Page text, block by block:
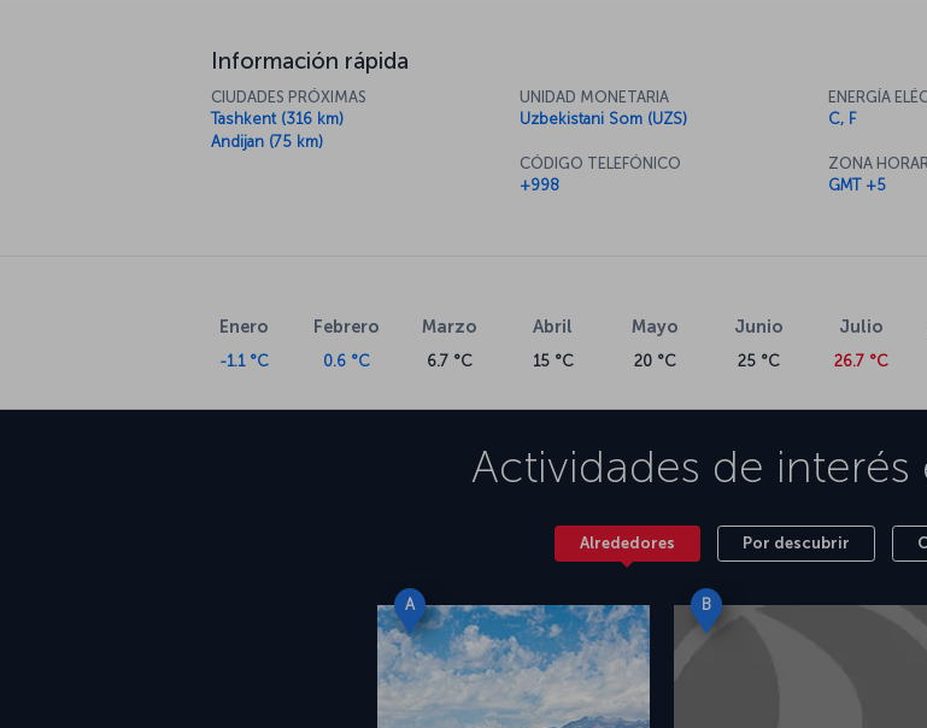
Información rápida
CIUDADES PRÓXIMAS
Tashkent (316 km)
Andijan (75 km)
UNIDAD MONETARIA
Uzbekistani Som (UZS)
CÓDIGO TELEFÓNICO
+998
ENERGÍA
C, F
ZONA
GMT +5
Enero
-1.1 °C
Febrero
0.6 °C
Marzo
6.7 °C
Abril
15 °C
Mayo
20 °C
Junio
25 °C
Julio
26.7 °C
Actividades de interés
Alrededores Por descubrir
A B